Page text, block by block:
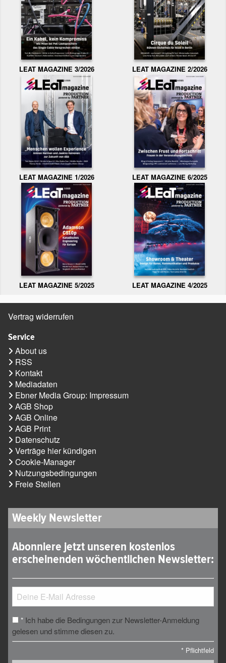
LEAT MAGAZINE 3/2026 LEAT MAGAZINE 2/2026
LEAT MAGAZINE 1/2026 LEAT MAGAZINE 6/2025
LEAT MAGAZINE 5/2025 LEAT MAGAZINE 4/2025
Vertrag widerrufen
Service
About us
RSS
Kontakt
Mediadaten
Ebner Media Group: Impressum
AGB Shop
AGB Online
AGB Print
Datenschutz
Verträge hier kündigen
Cookie-Manager
Nutzungsbedingungen
Freie Stellen
Weekly Newsletter
Abonniere jetzt unseren kostenlos
erscheinenden wöchentlichen Newsletter:
* Ich habe die Bedingungen zur Newsletter-Anmeldung
gelesen und stimme diesen zu.
* Pflichtfeld